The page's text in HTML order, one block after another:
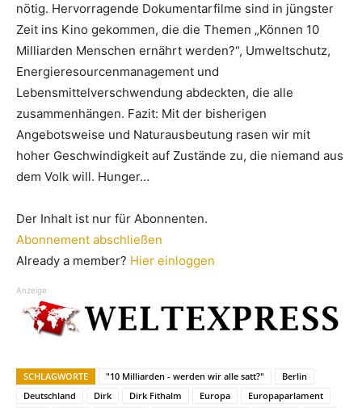
nötig. Hervorragende Dokumentarfilme sind in jüngster
Zeit ins Kino gekommen, die die Themen „Können 10
Milliarden Menschen ernährt werden?“, Umweltschutz,
Energieresourcenmanagement und
Lebensmittelverschwendung abdeckten, die alle
zusammenhängen. Fazit: Mit der bisherigen
Angebotsweise und Naturausbeutung rasen wir mit
hoher Geschwindigkeit auf Zustände zu, die niemand aus
dem Volk will. Hunger…
Der Inhalt ist nur für Abonnenten.
Abonnement abschließen
Already a member? Hier einloggen
Anzeige
SCHLAGWORTE "10 Milliarden - werden wir alle satt?"
Berlin
Deutschland
Dirk Dirk Fithalm Europa
Europaparlament